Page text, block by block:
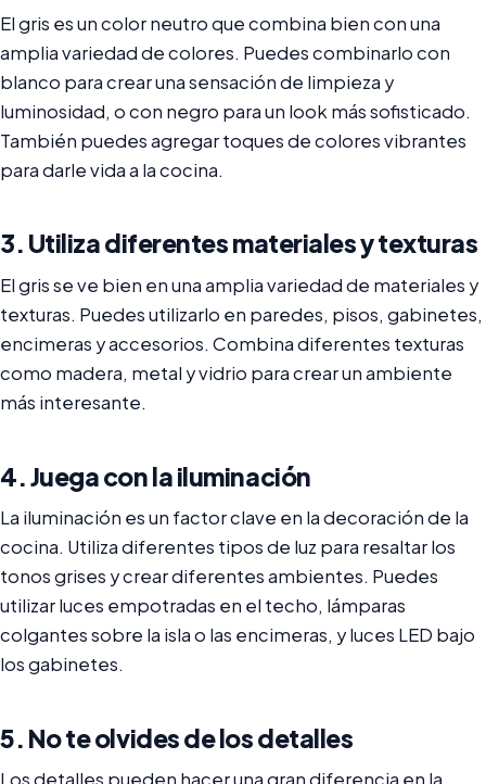
El gris es un color neutro que combina bien con una
amplia variedad de colores. Puedes combinarlo con
blanco para crear una sensación de limpieza y
luminosidad, o con negro para un look más sofisticado.
También puedes agregar toques de colores vibrantes
para darle vida a la cocina.
3. Utiliza diferentes materiales y texturas
El gris se ve bien en una amplia variedad de materiales y
texturas. Puedes utilizarlo en paredes, pisos, gabinetes,
encimeras y accesorios. Combina diferentes texturas
como madera, metal y vidrio para crear un ambiente
más interesante.
4. Juega con la iluminación
La iluminación es un factor clave en la decoración de la
cocina. Utiliza diferentes tipos de luz para resaltar los
tonos grises y crear diferentes ambientes. Puedes
utilizar luces empotradas en el techo, lámparas
colgantes sobre la isla o las encimeras, y luces LED bajo
los gabinetes.
5. No te olvides de los detalles
Los detalles pueden hacer una gran diferencia en la